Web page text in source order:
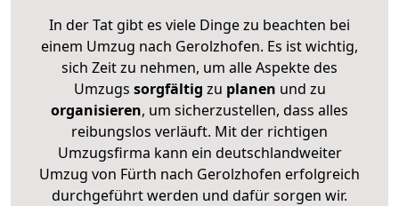
In der Tat gibt es viele Dinge zu beachten bei
einem Umzug nach Gerolzhofen. Es ist wichtig,
sich Zeit zu nehmen, um alle Aspekte des
Umzugs sorgfältig zu planen und zu
organisieren, um sicherzustellen, dass alles
reibungslos verläuft. Mit der richtigen
Umzugsfirma kann ein deutschlandweiter
Umzug von Fürth nach Gerolzhofen erfolgreich
durchgeführt werden und dafür sorgen wir.